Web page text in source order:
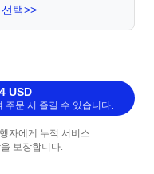
택>>
USD
주문 시 즐길 수 있습니다.
자에게 누적 서비스
보장합니다.